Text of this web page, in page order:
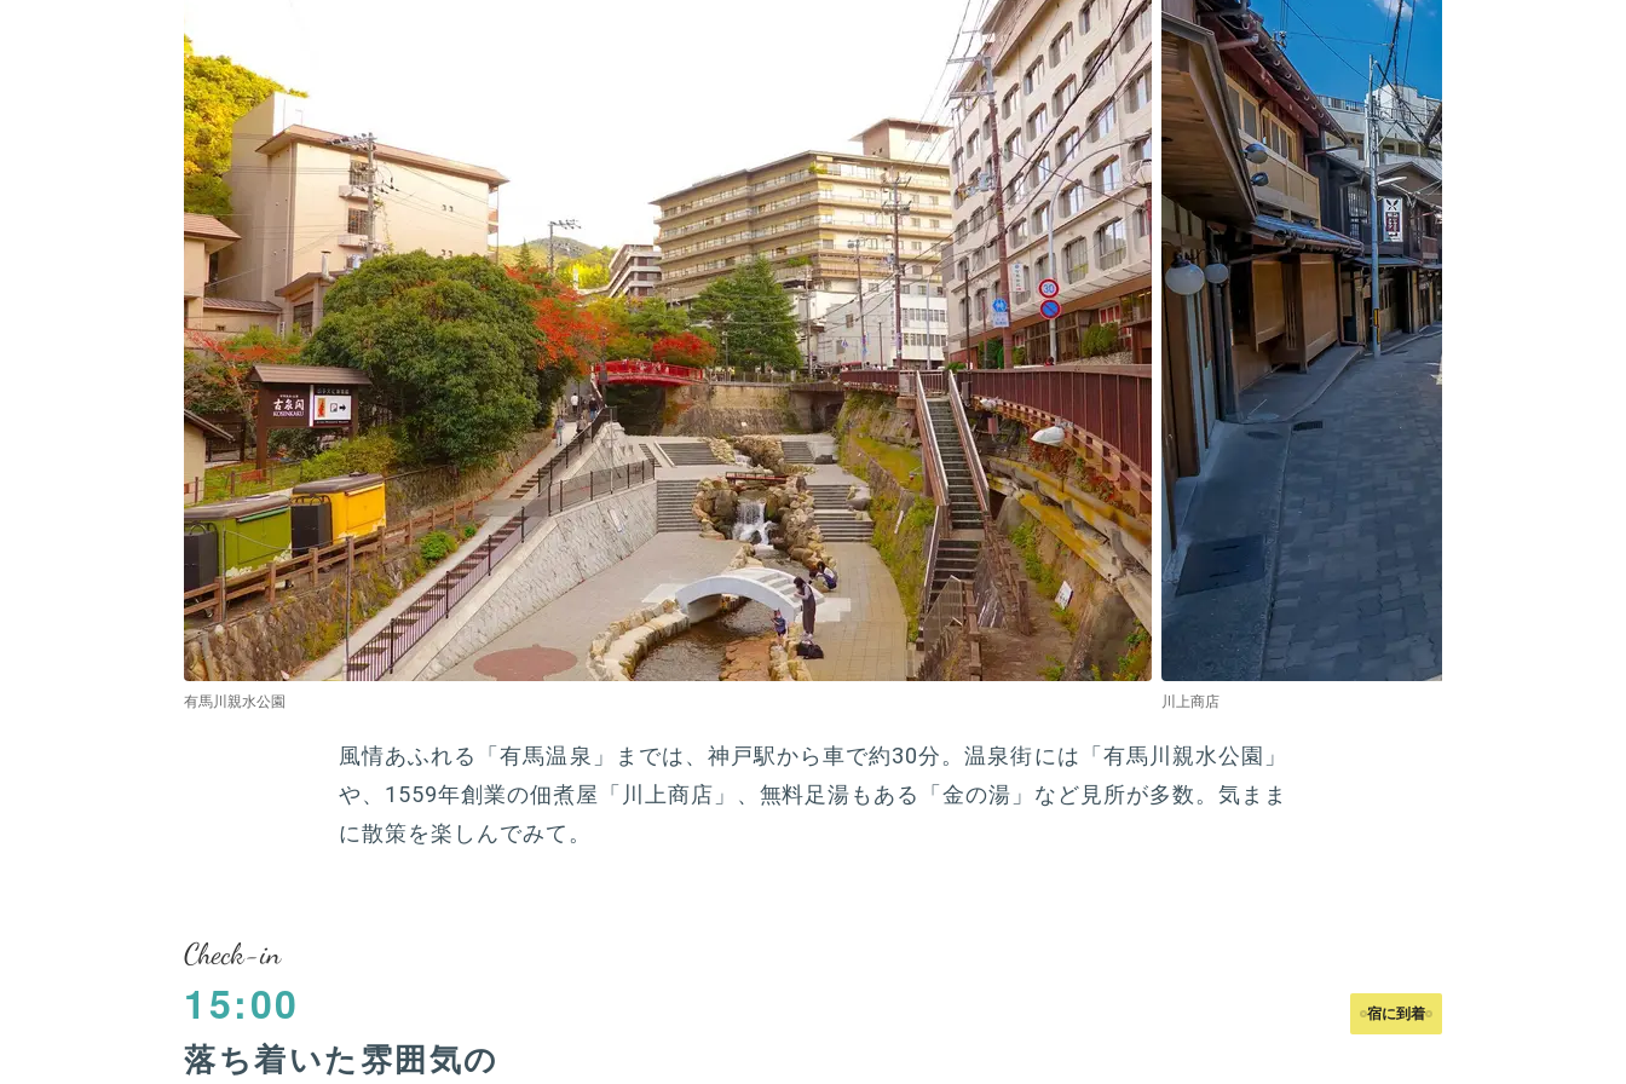
有馬川親水公園 川上商店
風情あふれる「有馬温泉」までは、神戸駅から車で約30分。温泉街には「有馬川親水公園」
や、1559年創業の佃煮屋「川上商店」、無料足湯もある「金の湯」など見所が多数。気まま
に散策を楽しんでみて。
Check-in
15:00 宿に到着
落ち着いた雰囲気の